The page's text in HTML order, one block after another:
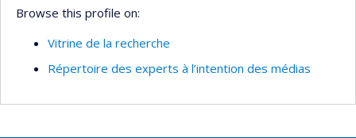
Browse this profile on:
Vitrine de la recherche
Répertoire des experts à l’intention des médias